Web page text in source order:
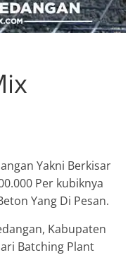
Yakni Berkisar
Per kubiknya
Yang Di Pesan.
Kabupaten
Batching Plant